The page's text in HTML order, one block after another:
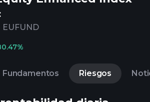
EUFUND
0.47%
Fundamentos Riesgos